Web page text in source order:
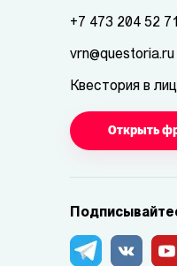
+7 473 204 52 71
vrn@questoria.ru
Квестория в
Открыть